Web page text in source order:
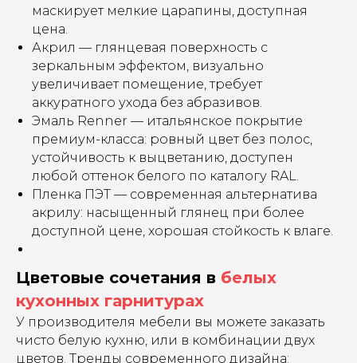
маскирует мелкие царапины, доступная
цена.
Акрил — глянцевая поверхность с
зеркальным эффектом, визуально
увеличивает помещение, требует
аккуратного ухода без абразивов.
Эмаль Renner — итальянское покрытие
премиум-класса: ровный цвет без полос,
устойчивость к выцветанию, доступен
любой оттенок белого по каталогу RAL.
Пленка ПЭТ — современная альтернатива
акрилу: насыщенный глянец при более
доступной цене, хорошая стойкость к влаге.
Цветовые сочетания в белых
кухонных гарнитурах
У производителя мебели вы можете заказать
чисто белую кухню, или в комбинации двух
цветов. Тренды современного дизайна: